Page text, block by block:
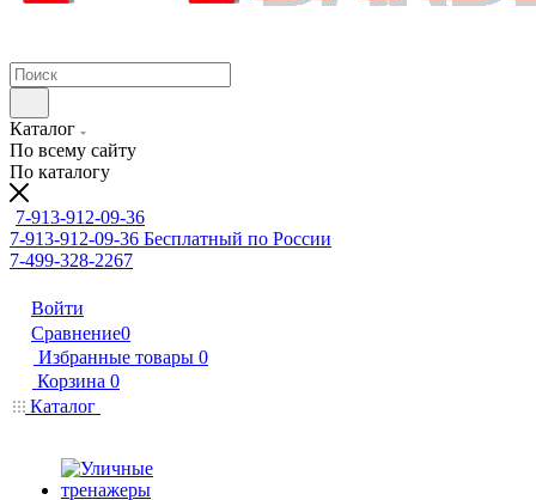
Каталог
По всему сайту
По каталогу
7-913-912-09-36
7-913-912-09-36 Бесплатный по России
7-499-328-2267
Войти
Сравнение0
Избранные товары 0
Корзина 0
Каталог